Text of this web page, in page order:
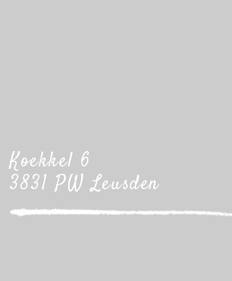
Koekkel 6
3831 PW Leusden